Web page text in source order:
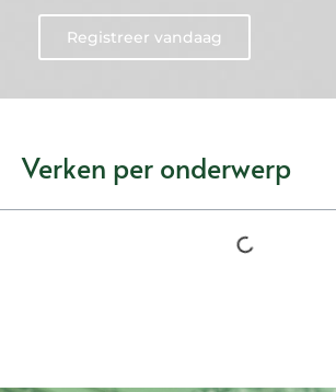
Registreer vandaag
Verken per onderwerp